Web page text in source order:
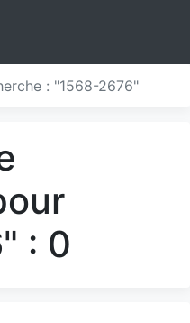
: "1568-2676"
: 0